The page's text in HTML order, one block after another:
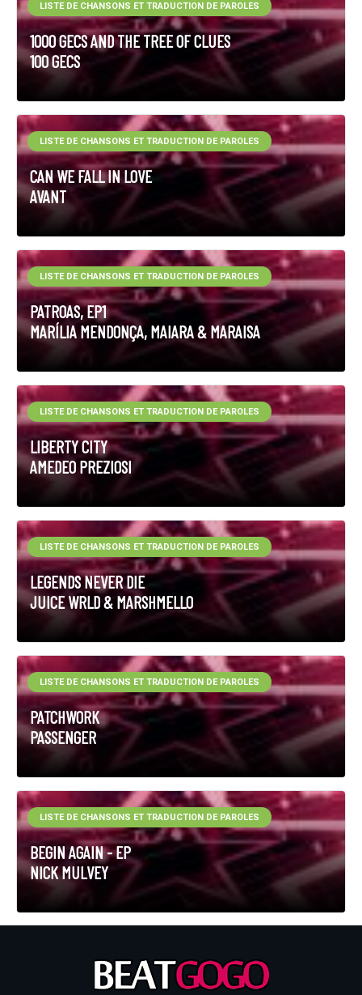
1000 GECS AND THE TREE OF CLUES
100 GECS
LISTE DE CHANSONS ET TRADUCTION DE PAROLES
CAN WE FALL IN LOVE
AVANT
LISTE DE CHANSONS ET TRADUCTION DE PAROLES
PATROAS, EP1
MARÍLIA MENDONÇA, MAIARA & MARAISA
LISTE DE CHANSONS ET TRADUCTION DE PAROLES
LIBERTY CITY
AMEDEO PREZIOSI
LISTE DE CHANSONS ET TRADUCTION DE PAROLES
LEGENDS NEVER DIE
JUICE WRLD & MARSHMELLO
LISTE DE CHANSONS ET TRADUCTION DE PAROLES
PATCHWORK
PASSENGER
LISTE DE CHANSONS ET TRADUCTION DE PAROLES
BEGIN AGAIN - EP
NICK MULVEY
LISTE DE CHANSONS ET TRADUCTION DE PAROLES